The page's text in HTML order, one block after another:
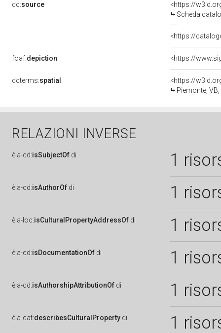
dc:source
<https://
Scheda
<https://
foaf:depiction <https://
dcterms:spatial
<https://
Piemonte,
RELAZIONI INVERSE
è a-cd:isSubjectOf di 1
è a-cd:isAuthorOf di 1
è a-loc:isCulturalPropertyAddressOf di 1
è a-cd:isDocumentationOf di 1
è a-cd:isAuthorshipAttributionOf di 1
è a-cat:describesCulturalProperty di 1